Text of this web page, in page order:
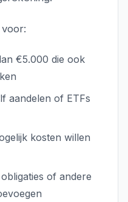
€5.000 die ook
aandelen of ETFs
kosten willen
of andere